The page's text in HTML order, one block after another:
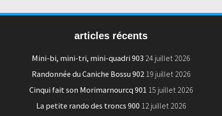
articles récents
Mini-bi, mini-tri, mini-quadri 903 24 juillet 2026
Randonnée du Caniche Bossu 902 19 juillet 2026
Cinqui fait son Morimarnourcq 901 15 juillet 2026
La petite rando des troncs 900 12 juillet 2026